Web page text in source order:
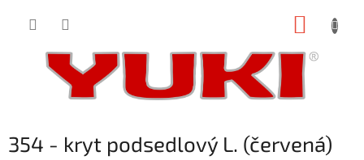
354 - kryt podsedlový L. (červená)